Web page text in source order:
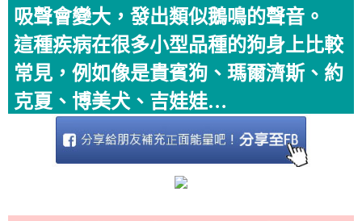
吸聲會變大，發出類似鵝鳴的聲音。
這種疾病在很多小型品種的狗身上比較
常見，例如像是貴賓狗、瑪爾濟斯、約
克夏、博美犬、吉娃娃…